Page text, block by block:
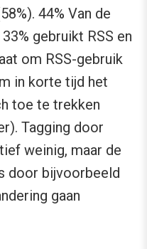
44% Van de
gebruikt RSS en
om RSS-gebruik
in korte tijd het
toe te trekken
Tagging door
weinig, maar de
door bijvoorbeeld
gaan